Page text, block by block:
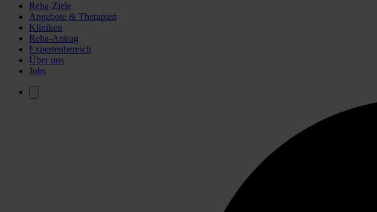
Reha-Ziele
Angebote & Therapien
Kliniken
Reha-Antrag
Expertenbereich
Über uns
Jobs